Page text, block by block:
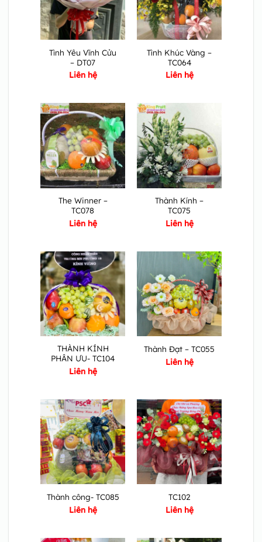
Tình Yêu Vĩnh Cửu
– DT07
Liên hệ
Tình Khúc Vàng –
TC064
Liên hệ
The Winner –
TC078
Liên hệ
Thành Kính –
TC075
Liên hệ
THÀNH KÍNH
PHÂN ƯU- TC104
Liên hệ
Thành Đạt – TC055
Liên hệ
Thành công- TC085
Liên hệ
TC102
Liên hệ